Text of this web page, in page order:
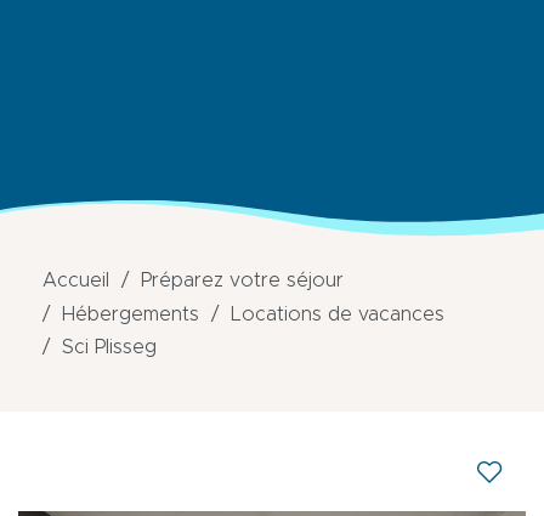
Accueil
Préparez votre séjour
Hébergements
Locations de vacances
Sci Plisseg